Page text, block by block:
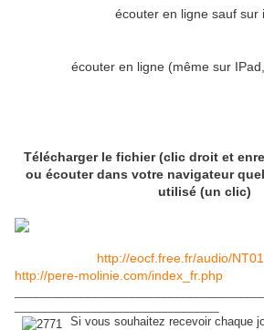
écouter en ligne sauf sur
écouter en ligne (même sur
Télécharger le fichier (clic droit et
ou écouter dans votre navigateur
utilisé (un clic)
http://eocf.free.fr/audio/
http://pere-molinie.com/index_fr.php
Si vous souhaitez recevoir chaque